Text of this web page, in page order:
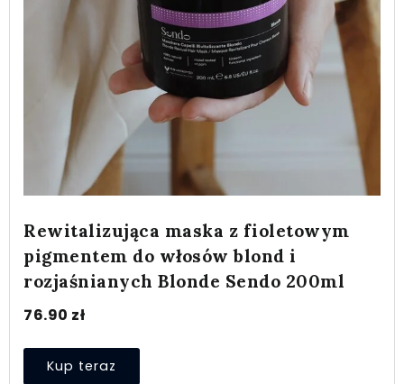
Rewitalizująca maska z fioletowym
pigmentem do włosów blond i
rozjaśnianych Blonde Sendo 200ml
76.90 zł
Kup teraz